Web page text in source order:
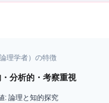
論理学者）の特徴
分析的・考察重視
: 論理と知的探究